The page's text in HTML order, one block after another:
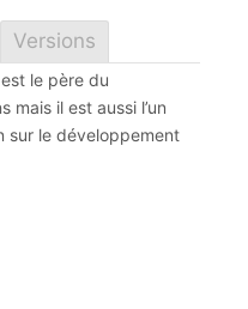
Versions
le père du
mais il est aussi l’un
sur le développement